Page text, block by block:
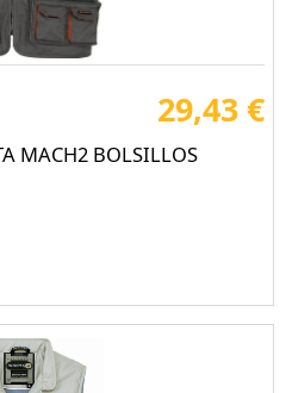
29,43 €
MACH2 BOLSILLOS